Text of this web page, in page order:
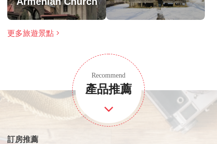
更多旅遊景點
Recommend
產品推薦
訂房推薦